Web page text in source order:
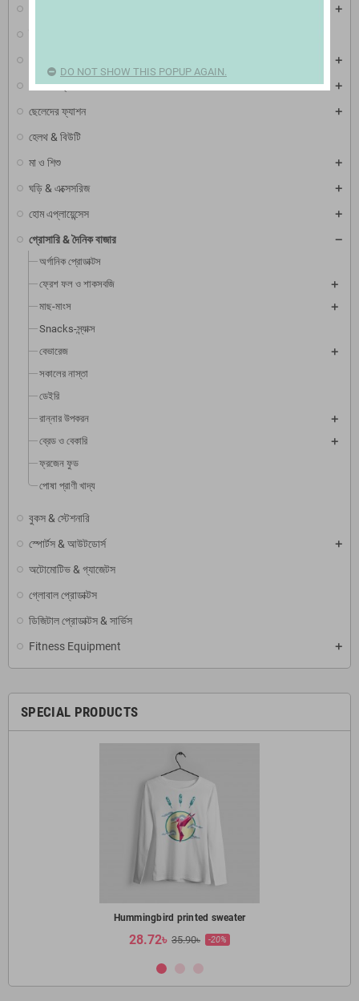
মেয়েদের ফ্যাশন
ছেলেদের ফ্যাশন
হেলথ & বিউটি
মা ও শিশু
ঘড়ি & এক্সেসরিজ
হোম এপ্লায়েন্সেস
গ্রোসারি & দৈনিক বাজার
অর্গানিক প্রোডাক্টস
ফ্রেশ ফল ও শাকসবজি
মাছ-মাংস
Snacks-স্ন্যাক্স
বেভারেজ
সকালের নাস্তা
ডেইরি
রান্নার উপকরন
ব্রেড ও বেকারি
ফ্রজেন ফুড
পোষা প্রাণী খাদ্য
বুকস & স্টেশনারি
স্পোর্টস & আউটডোর্স
অটোমোটিভ & গ্যাজেটস
গ্লোবাল প্রোডাক্টস
ডিজিটাল প্রোডাক্টস & সার্ভিস
Fitness Equipment
SPECIAL PRODUCTS
Hummingbird printed sweater
28.72৳ 35.90৳ -20%
DO NOT SHOW THIS POPUP AGAIN.